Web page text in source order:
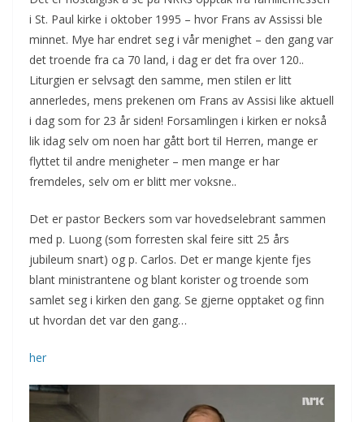
i St. Paul kirke i oktober 1995 – hvor Frans av Assissi ble
minnet. Mye har endret seg i vår menighet – den gang var
det troende fra ca 70 land, i dag er det fra over 120..
Liturgien er selvsagt den samme, men stilen er litt
annerledes, mens prekenen om Frans av Assisi like aktuell
i dag som for 23 år siden! Forsamlingen i kirken er nokså
lik idag selv om noen har gått bort til Herren, mange er
flyttet til andre menigheter – men mange er har
fremdeles, selv om er blitt mer voksne..
Det er pastor Beckers som var hovedselebrant sammen
med p. Luong (som forresten skal feire sitt 25 års
jubileum snart) og p. Carlos. Det er mange kjente fjes
blant ministrantene og blant korister og troende som
samlet seg i kirken den gang. Se gjerne opptaket og finn
ut hvordan det var den gang…
her